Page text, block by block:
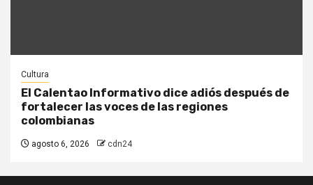
Cultura
El Calentao Informativo dice adiós después de
fortalecer las voces de las regiones
colombianas
agosto 6, 2026 cdn24